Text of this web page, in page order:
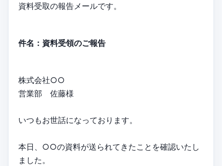
資料受取の報告メールです。
件名：資料受領のご報告
株式会社○○
営業部 佐藤様
いつもお世話になっております。
本日、○○の資料が送られてきたことを確認いたし
ました。